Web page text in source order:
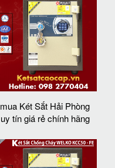
mua Két Sắt Hải Phòng
uy tín giá rẻ chính hãng